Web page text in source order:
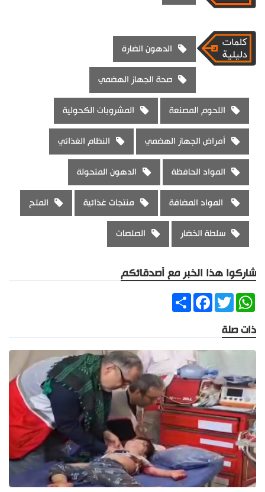
الدهون الضارة
صحة الجهاز الهضمي
اللحوم المصنعة المشروبات الكحولية
أمراض الجهاز الهضمي النظام الغذائي
المواد الحافظة الدهون المتحولة
المواد المضافة منتجات غذائية الملح
سلطة الخضار الصلصات
شاركوا هذا الخبر مع أصدقائكم
ShareFacebookTwitter
WhatsApp
ذات صلة